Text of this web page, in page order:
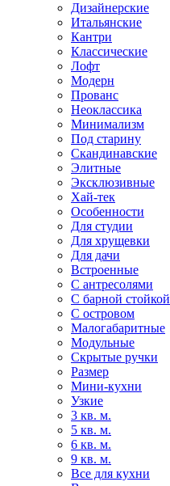
Дизайнерские
Итальянские
Кантри
Классические
Лофт
Модерн
Прованс
Неоклассика
Минимализм
Под старину
Скандинавские
Элитные
Эксклюзивные
Хай-тек
Особенности
Для студии
Для хрущевки
Для дачи
Встроенные
С антресолями
С барной стойкой
С островом
Малогабаритные
Модульные
Скрытые ручки
Размер
Мини-кухни
Узкие
3 кв. м.
5 кв. м.
6 кв. м.
9 кв. м.
Все для кухни